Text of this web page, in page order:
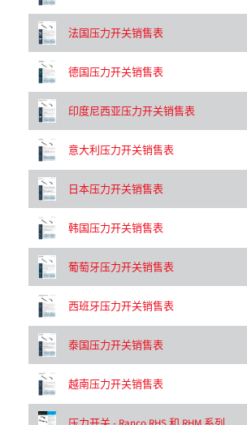
法国压力开关销售表
德国压力开关销售表
印度尼西亚压力开关销售表
意大利压力开关销售表
日本压力开关销售表
韩国压力开关销售表
葡萄牙压力开关销售表
西班牙压力开关销售表
泰国压力开关销售表
越南压力开关销售表